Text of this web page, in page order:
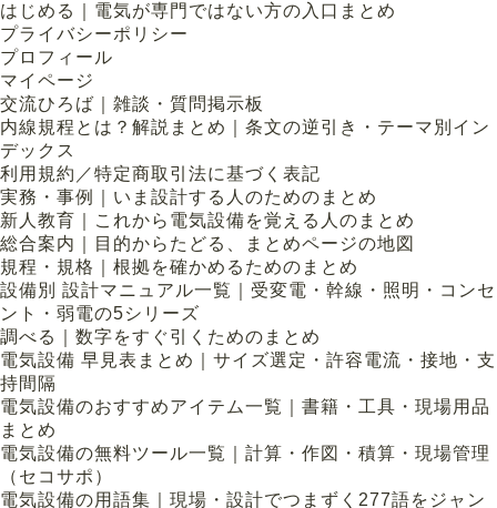
はじめる｜電気が専門ではない方の入口まとめ
プライバシーポリシー
プロフィール
マイページ
交流ひろば｜雑談・質問掲示板
内線規程とは？解説まとめ｜条文の逆引き・テーマ別イン
デックス
利用規約／特定商取引法に基づく表記
実務・事例｜いま設計する人のためのまとめ
新人教育｜これから電気設備を覚える人のまとめ
総合案内｜目的からたどる、まとめページの地図
規程・規格｜根拠を確かめるためのまとめ
設備別 設計マニュアル一覧｜受変電・幹線・照明・コンセ
ント・弱電の5シリーズ
調べる｜数字をすぐ引くためのまとめ
電気設備 早見表まとめ｜サイズ選定・許容電流・接地・支
持間隔
電気設備のおすすめアイテム一覧｜書籍・工具・現場用品
まとめ
電気設備の無料ツール一覧｜計算・作図・積算・現場管理
（セコサポ）
電気設備の用語集｜現場・設計でつまずく277語をジャン